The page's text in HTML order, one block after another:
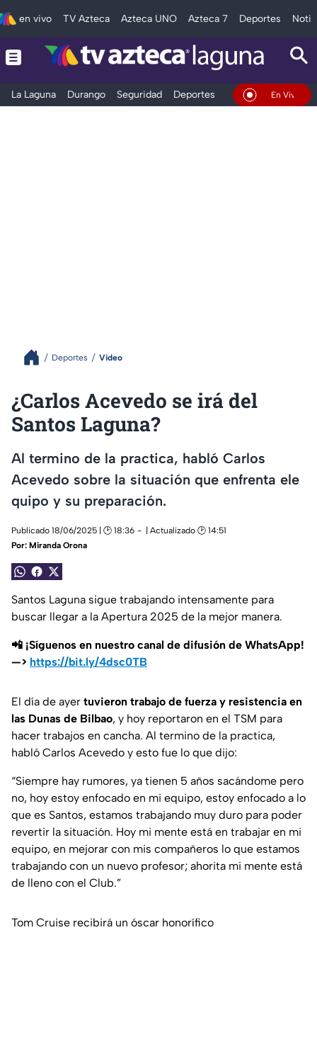
en vivo TV Azteca Azteca UNO Azteca 7 Deportes
La Laguna Durango Seguridad Deportes Entretenimiento
En Vivo
Deportes Video
¿Carlos Acevedo se irá del
Santos Laguna?
Al termino de la practica, habló Carlos
Acevedo sobre la situación que enfrenta ele
quipo y su preparación.
Publicado 18/06/2025 | 🕑 18:36
| Actualizado 🕑 14:51
Por: Miranda Orona
Santos Laguna sigue trabajando intensamente para
buscar llegar a la Apertura 2025 de la mejor manera.
📲 ¡Síguenos en nuestro canal de difusión de WhatsApp!
—> https://bit.ly/4dsc0TB
El día de ayer tuvieron trabajo de fuerza y resistencia en
las Dunas de Bilbao, y hoy reportaron en el TSM para
hacer trabajos en cancha. Al termino de la practica,
habló Carlos Acevedo y esto fue lo que dijo:
“Siempre hay rumores, ya tienen 5 años sacándome pero
no, hoy estoy enfocado en mi equipo, estoy enfocado a lo
que es Santos, estamos trabajando muy duro para poder
revertir la situación. Hoy mi mente está en trabajar en mi
equipo, en mejorar con mis compañeros lo que estamos
trabajando con un nuevo profesor; ahorita mi mente está
de lleno con el Club.”
Tom Cruise recibirá un óscar honorífico